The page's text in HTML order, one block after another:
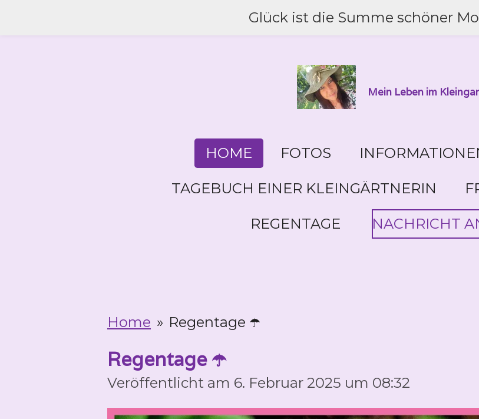
Glück ist die Summe schöner
Mein Leben im
HOME FOTOS
TAGEBUCH EINER KLEINGÄRTNERIN
REGENTAGE NACHRICHT
Home » Regentage ☂️
Regentage ☂️
Veröffentlicht am 6. Februar 2025 um 08:32